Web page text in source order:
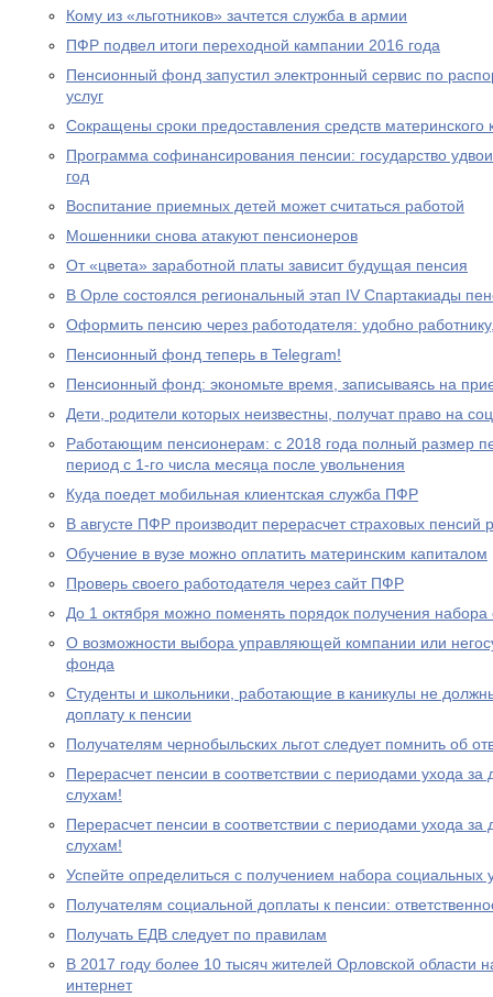
Кому из «льготников» зачтется служба в армии
ПФР подвел итоги переходной кампании 2016 года
Пенсионный фонд запустил электронный сервис по
услуг
Сокращены сроки предоставления средств материнского
Программа софинансирования пенсии: государство
год
Воспитание приемных детей может считаться работой
Мошенники снова атакуют пенсионеров
От «цвета» заработной платы зависит будущая пенсия
В Орле состоялся региональный этап IV Спартакиады
Оформить пенсию через работодателя: удобно
Пенсионный фонд теперь в Telegram!
Пенсионный фонд: экономьте время, записываясь на
Дети, родители которых неизвестны, получат право на
Работающим пенсионерам: с 2018 года полный размер
период с 1-го числа месяца после увольнения
Куда поедет мобильная клиентская служба ПФР
В августе ПФР производит перерасчет страховых
Обучение в вузе можно оплатить материнским капиталом
Проверь своего работодателя через сайт ПФР
До 1 октября можно поменять порядок получения набора
О возможности выбора управляющей компании или
фонда
Студенты и школьники, работающие в каникулы не
доплату к пенсии
Получателям чернобыльских льгот следует помнить об
Перерасчет пенсии в соответствии с периодами ухода за
слухам!
Перерасчет пенсии в соответствии с периодами ухода за
слухам!
Успейте определиться с получением набора социальных
Получателям социальной доплаты к пенсии:
Получать ЕДВ следует по правилам
В 2017 году более 10 тысяч жителей Орловской области
интернет